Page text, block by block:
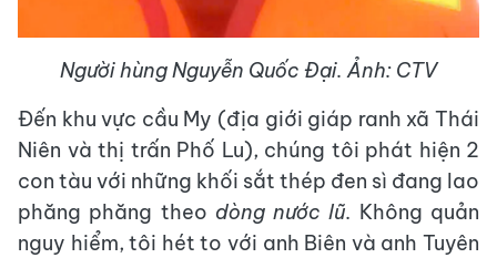
Người hùng Nguyễn Quốc Đại. Ảnh: CTV
Đến khu vực cầu My (địa giới giáp ranh xã Thái
Niên và thị trấn Phố Lu), chúng tôi phát hiện 2
con tàu với những khối sắt thép đen sì đang lao
phăng phăng theo dòng nước lũ. Không quản
nguy hiểm, tôi hét to với anh Biên và anh Tuyên